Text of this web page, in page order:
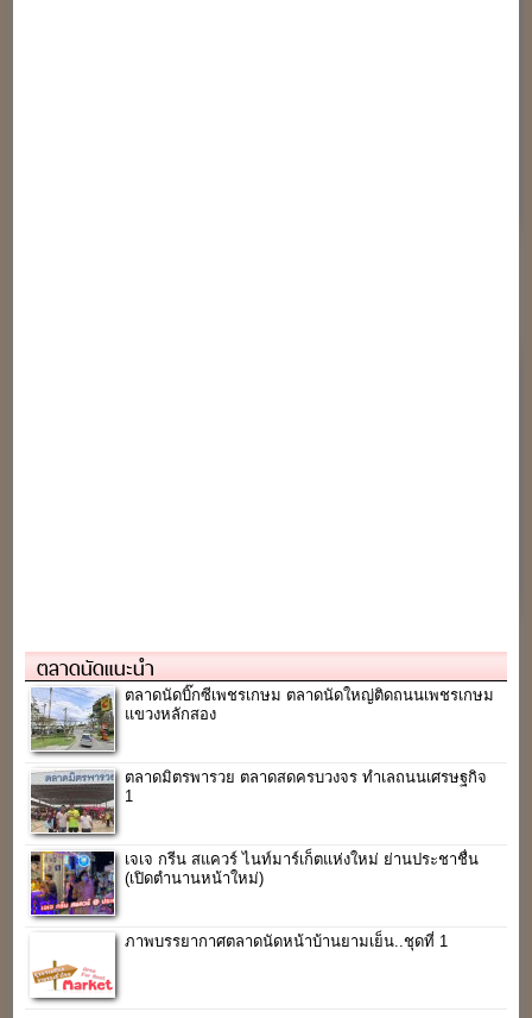
ตลาดนัดแนะนำ
ตลาดนัดบิ๊กซีเพชรเกษม ตลาดนัดใหญ่ติดถนนเพชรเกษม
แขวงหลักสอง
ตลาดมิตรพารวย ตลาดสดครบวงจร ทำเลถนนเศรษฐกิจ
1
เจเจ กรีน สแควร์ ไนท์มาร์เก็ตแห่งใหม่ ย่านประชาชื่น
(เปิดตำนานหน้าใหม่)
ภาพบรรยากาศตลาดนัดหน้าบ้านยามเย็น..ชุดที่ 1